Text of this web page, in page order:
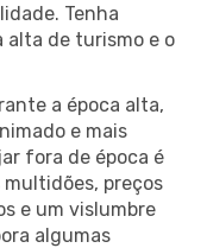
Tenha
alta de turismo e o
a época alta,
e mais
fora de época é
preços
e um vislumbre
algumas